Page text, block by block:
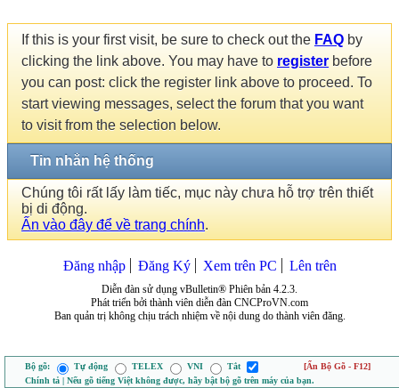
If this is your first visit, be sure to check out the FAQ by
clicking the link above. You may have to register before
you can post: click the register link above to proceed. To
start viewing messages, select the forum that you want
to visit from the selection below.
Tin nhắn hệ thống
Chúng tôi rất lấy làm tiếc, mục này chưa hỗ trợ trên thiết
bị di động.
Ấn vào đây để về trang chính.
Đăng nhập Đăng Ký Xem trên PC Lên trên
Diễn đàn sử dụng vBulletin® Phiên bản 4.2.3.
Phát triển bởi thành viên diễn đàn CNCProVN.com
Ban quản trị không chịu trách nhiệm về nội dung do thành viên đăng.
Bộ gõ: Tự động TELEX VNI Tắt
[Ẩn Bộ Gõ - F12]
Chính tả | Nếu gõ tiếng Việt không được, hãy bật bộ gõ trên máy của bạn.